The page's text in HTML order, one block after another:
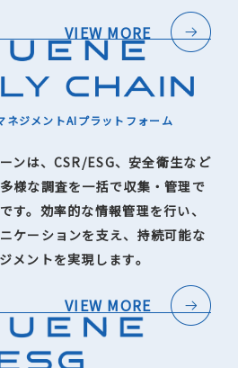
VIEW MORE
ネジメントAIプラットフォーム
ンは、CSR/ESG、安全衛生など
様な調査を一括で収集・管理で
す。効率的な情報管理を行い、
ケーションを支え、持続可能な
メントを実現します。
VIEW MORE